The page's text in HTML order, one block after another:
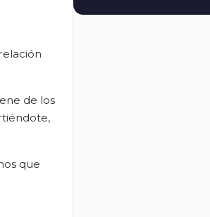
de los
que